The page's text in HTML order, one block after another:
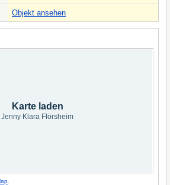
Objekt ansehen
Karte laden
Jenny Klara Flörsheim